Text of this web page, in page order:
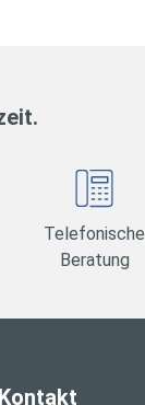
Telefonische
Beratung
Kontakt